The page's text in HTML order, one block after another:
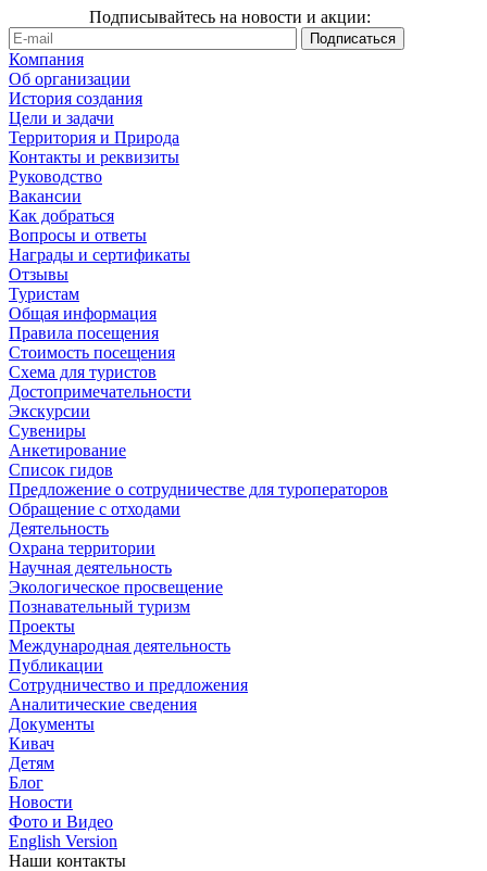
Подписывайтесь на новости и акции:
Компания
Об организации
История создания
Цели и задачи
Территория и Природа
Контакты и реквизиты
Руководство
Вакансии
Как добраться
Вопросы и ответы
Награды и сертификаты
Отзывы
Туристам
Общая информация
Правила посещения
Стоимость посещения
Схема для туристов
Достопримечательности
Экскурсии
Сувениры
Анкетирование
Список гидов
Предложение о сотрудничестве для туроператоров
Обращение с отходами
Деятельность
Охрана территории
Научная деятельность
Экологическое просвещение
Познавательный туризм
Проекты
Международная деятельность
Публикации
Сотрудничество и предложения
Аналитические сведения
Документы
Кивач
Детям
Блог
Новости
Фото и Видео
English Version
Наши контакты